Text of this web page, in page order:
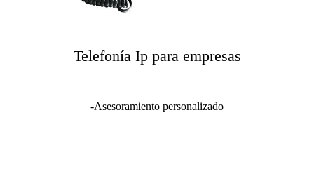
Telefonía Ip para empresas
-Asesoramiento personalizado